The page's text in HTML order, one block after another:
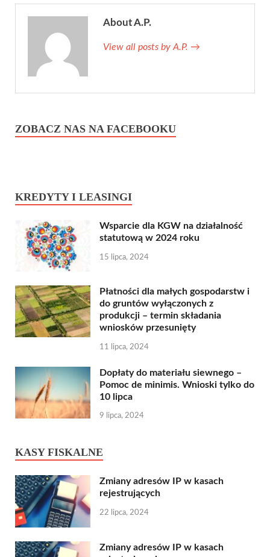
About A.P.
View all posts by A.P. →
ZOBACZ NAS NA FACEBOOKU
KREDYTY I LEASINGI
Wsparcie dla KGW na działalność
statutową w 2024 roku
15 lipca, 2024
Płatności dla małych gospodarstw i
do gruntów wyłączonych z
produkcji – termin składania
wniosków przesunięty
11 lipca, 2024
Dopłaty do materiału siewnego –
Pomoc de minimis. Wnioski tylko do
10 lipca
9 lipca, 2024
KASY FISKALNE
Zmiany adresów IP w kasach
rejestrujących
22 lipca, 2024
Zmiany adresów IP w kasach